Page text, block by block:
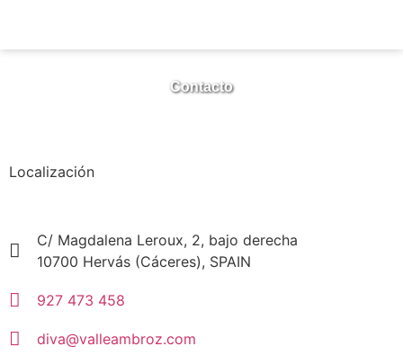
Contacto
Localización
C/ Magdalena Leroux, 2, bajo derecha
10700 Hervás (Cáceres), SPAIN
927 473 458
diva@valleambroz.com